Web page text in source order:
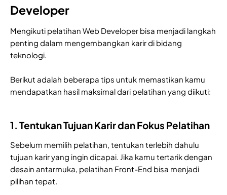
Developer
Mengikuti pelatihan Web Developer bisa menjadi langkah
penting dalam mengembangkan karir di bidang
teknologi.
Berikut adalah beberapa tips untuk memastikan kamu
mendapatkan hasil maksimal dari pelatihan yang diikuti:
1. Tentukan Tujuan Karir dan Fokus Pelatihan
Sebelum memilih pelatihan, tentukan terlebih dahulu
tujuan karir yang ingin dicapai. Jika kamu tertarik dengan
desain antarmuka, pelatihan Front-End bisa menjadi
pilihan tepat.